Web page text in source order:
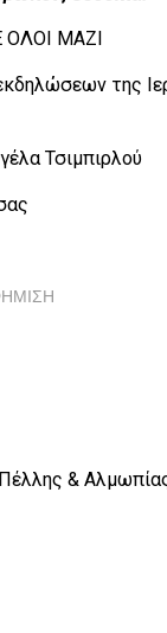
ΟΛΟΙ ΜΑΖΙ
της
Τσιμπιρλού
&